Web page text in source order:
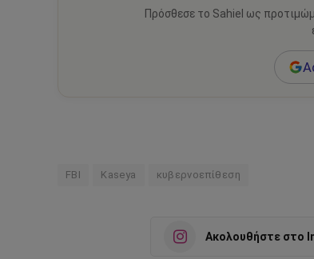
Πρόσθεσε το Sahiel ως
FBI Kaseya κυβερνοεπίθεση
Ακολουθήστε στο